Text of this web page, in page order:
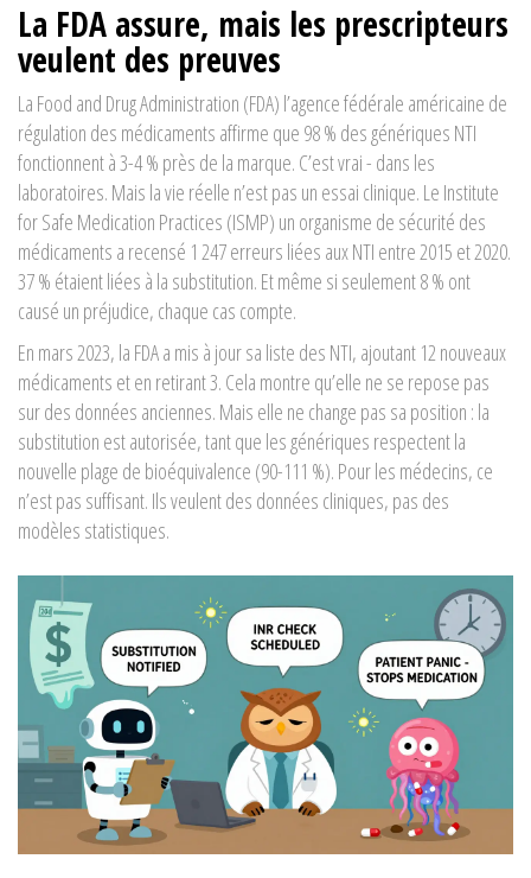
La FDA assure, mais les prescripteurs
veulent des preuves
La Food and Drug Administration (FDA) l’agence fédérale américaine de
régulation des médicaments affirme que 98 % des génériques NTI
fonctionnent à 3-4 % près de la marque. C’est vrai - dans les
laboratoires. Mais la vie réelle n’est pas un essai clinique. Le Institute
for Safe Medication Practices (ISMP) un organisme de sécurité des
médicaments a recensé 1 247 erreurs liées aux NTI entre 2015 et 2020.
37 % étaient liées à la substitution. Et même si seulement 8 % ont
causé un préjudice, chaque cas compte.
En mars 2023, la FDA a mis à jour sa liste des NTI, ajoutant 12 nouveaux
médicaments et en retirant 3. Cela montre qu’elle ne se repose pas
sur des données anciennes. Mais elle ne change pas sa position : la
substitution est autorisée, tant que les génériques respectent la
nouvelle plage de bioéquivalence (90-111 %). Pour les médecins, ce
n’est pas suffisant. Ils veulent des données cliniques, pas des
modèles statistiques.